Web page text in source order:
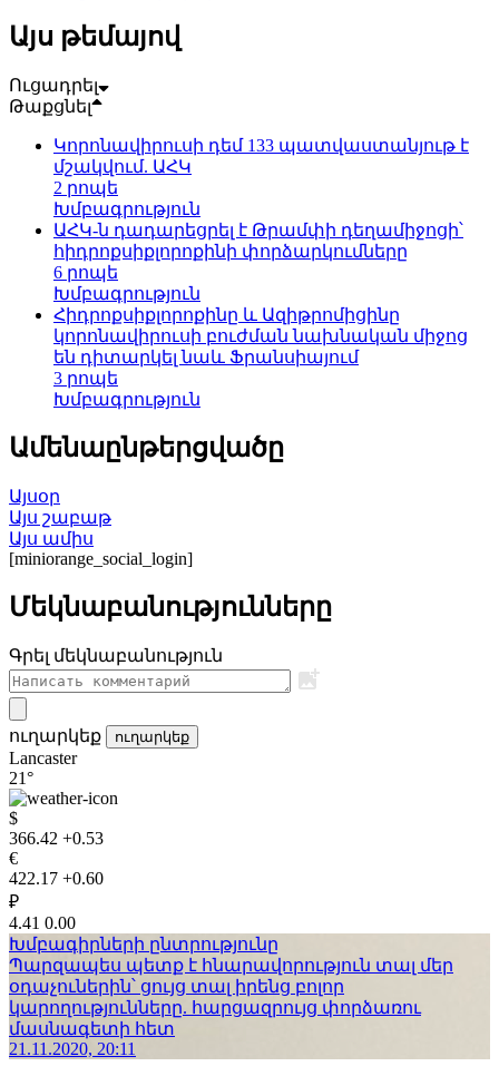
Այս թեմայով
Ուցադրել
Թաքցնել
Կորոնավիրուսի դեմ 133 պատվաստանյութ է
մշակվում. ԱՀԿ
2 րոպե
Խմբագրություն
ԱՀԿ-ն դադարեցրել է Թրամփի դեղամիջոցի՝
հիդրոքսիքլորոքինի փորձարկումները
6 րոպե
Խմբագրություն
Հիդրոքսիքլորոքինը և Ազիթրոմիցինը
կորոնավիրուսի բուժման նախնական միջոց
են դիտարկել նաև Ֆրանսիայում
3 րոպե
Խմբագրություն
Ամենաընթերցվածը
Այսօր
Այս շաբաթ
Այս ամիս
[miniorange_social_login]
Մեկնաբանությունները
Գրել մեկնաբանություն
ուղարկեք ուղարկեք
Lancaster
21°
$
366.42 +0.53
€
422.17 +0.60
₽
4.41 0.00
Խմբագիրների ընտրությունը
Պարզապես պետք է հնարավորություն տալ մեր
օդաչուներին՝ ցույց տալ իրենց բոլոր
կարողությունները. հարցազրույց փորձառու
մասնագետի հետ
21.11.2020, 20:11